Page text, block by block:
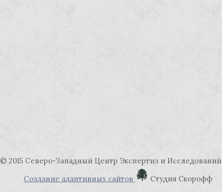
© 2015 Северо-Западный Центр Экспертиз и Исследований
Создание адаптивных сайтов
Студия Скорофф